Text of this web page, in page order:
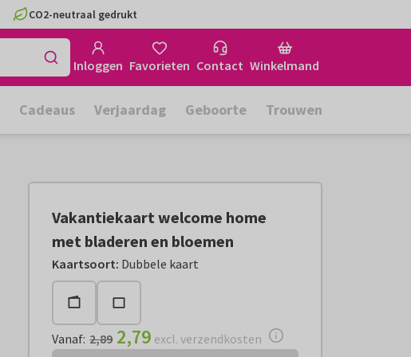
CO2-neutraal gedrukt
Inloggen Favorieten Contact Winkelmand
Cadeaus Verjaardag Geboorte Trouwen
Vakantiekaart welcome home
met bladeren en bloemen
Kaartsoort: Dubbele kaart
Vanaf:€ 2,79 excl. verzendkosten
Vanaf: 2,89 2,79 excl. verzendkosten